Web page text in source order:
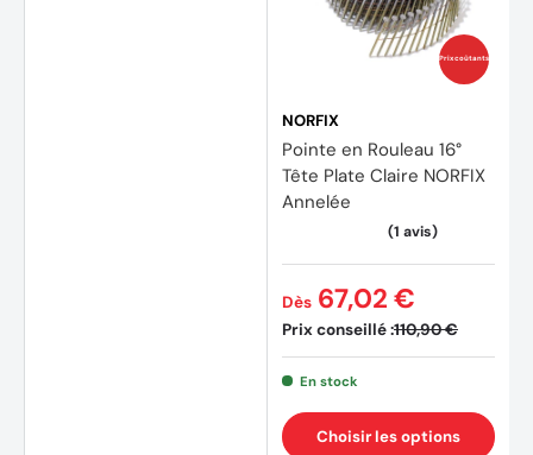
Prix coûtants
NORFIX
Pointe en Rouleau 16°
Tête Plate Claire NORFIX
Annelée
Prix conseillé :110,90 €
Dès 67,02 €
En stock
Choisir les options